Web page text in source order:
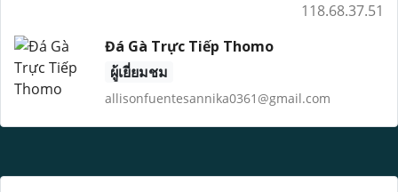
118.68.37.51
Đá Gà Trực Tiếp Thomo
ผู้เยี่ยมชม
allisonfuentesannika0361@gmail.com